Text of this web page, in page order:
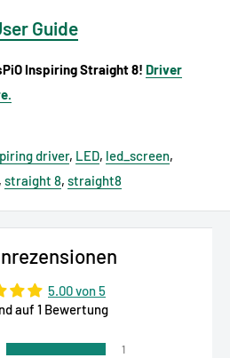
Guide
Inspiring Straight 8! Driver
driver, LED, led_screen,
, straight 8, straight8
sorgfältig durch, bevor
5.00 von 5
auf 1 Bewertung
1